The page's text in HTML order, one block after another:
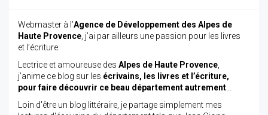
Webmaster à l’Agence de Développement des Alpes de
Haute Provence , j’ai par ailleurs une passion pour les livres
et l’écriture.
Lectrice et amoureuse des Alpes de Haute Provence
j’anime ce blog sur les écrivains, les livres et l’écriture,
pour faire découvrir ce beau département autrement
Loin d'être un blog littéraire, je partage simplement mes